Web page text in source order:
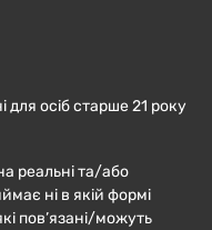
для осіб старше 21 року
реальні та/або
ні в якій формі
пов’язані/можуть